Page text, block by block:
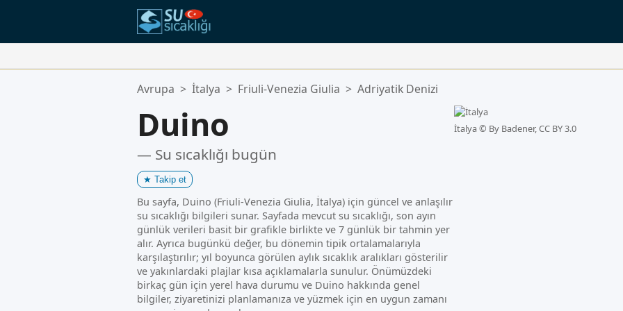
Favori Konumlarınız:
Avrupa > İtalya > Friuli-Venezia Giulia > Adriyatik Denizi
Duino
— Su sıcaklığı bugün
★ Takip et
Bu sayfa, Duino (Friuli-Venezia Giulia, İtalya) için güncel ve anlaşılır
su sıcaklığı bilgileri sunar. Sayfada mevcut su sıcaklığı, son ayın
günlük verileri basit bir grafikle birlikte ve 7 günlük bir tahmin yer
alır. Ayrıca bugünkü değer, bu dönemin tipik ortalamalarıyla
karşılaştırılır; yıl boyunca görülen aylık sıcaklık aralıkları gösterilir
ve yakınlardaki plajlar kısa açıklamalarla sunulur. Önümüzdeki
birkaç gün için yerel hava durumu ve Duino hakkında genel
bilgiler, ziyaretinizi planlamanıza ve yüzmek için en uygun zamanı
İtalya © By Badener, CC BY 3.0